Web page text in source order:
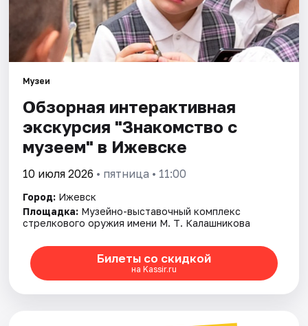
Города
Артисты
Рейтинги
Музеи
Обзорная интерактивная
экскурсия "Знакомство с
музеем" в Ижевске
10 июля 2026 • пятница • 11:00
Город: Ижевск
Площадка: Музейно-выставочный комплекс
стрелкового оружия имени М. Т. Калашникова
Билеты со скидкой
на Kassir.ru